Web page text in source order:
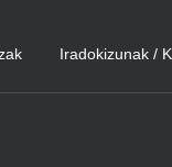
Iradokizunak /